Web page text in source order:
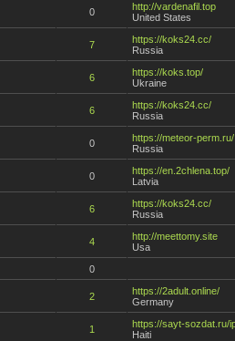
0
http://vardenafil.top
United States
7
https://koks24.cc/
Russia
6
https://koks.top/
Ukraine
6
https://koks24.cc/
Russia
0
https://meteor-perm.ru/
Russia
0
https://en.2chlena.top/
Latvia
6
https://koks24.cc/
Russia
4
http://meettomy.site
Usa
0
2
https://2adult.online/
Germany
1
https://sayt-sozdat.ru/
Haiti